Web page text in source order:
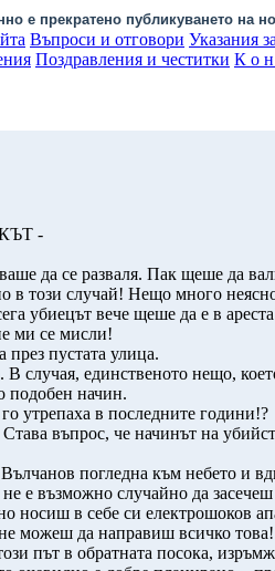
е прекратено публикуването на
Въпроси и отговори Указания
Поздравления и честитки К о н
-
да се разваля. Пак щеше да
в този случай! Нещо много
убиецът вече щеше да е в
ми се мисли!
пустата улица.
случая, единственото нещо,
подобен начин.
утрепаха в последните години!?
въпрос, че начинът на
погледна към небето и
е възможно случайно да
носиш в себе си електрошоков
можеш да направиш всичко
път в обратната посока,